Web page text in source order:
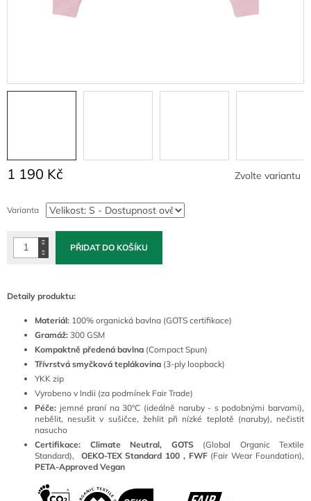
1 190 Kč
cena:
Zvolte variantu
Varianta
PŘIDAT DO KOŠÍKU
Detaily produktu:
Materiál: 100% organická bavlna (GOTS certifikace)
Gramáž: 300 GSM
Kompaktně předená bavlna (Compact Spun)
Třívrstvá smyčková teplákovina (3-ply loopback)
YKK zip
Vyrobeno v Indii (za podmínek Fair Trade)
Péče: jemné praní na 30°C (ideálně naruby - s podobnými barvami),
nebělit, nesušit v sušičce, žehlit při nízké teplotě (naruby), nečistit
nasucho
Certifikace: Climate Neutral, GOTS(Global Organic Textile
Standard),
OEKO-TEX Standard 100 , FWF (Fair Wear Foundation),
PETA-Approved Vegan